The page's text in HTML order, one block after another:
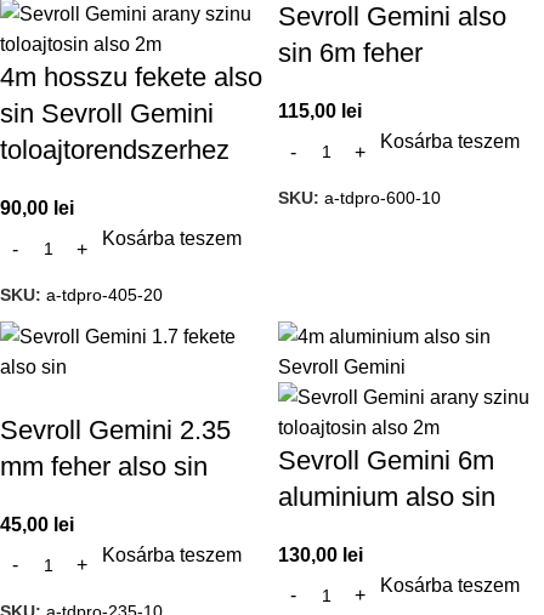
4m hosszu fekete also
sin Sevroll Gemini
toloajtorendszerhez
90,00 lei
Kosárba teszem
SKU: a-tdpro-405-20
Sevroll Gemini also
sin 6m feher
115,00 lei
Kosárba teszem
SKU: a-tdpro-600-10
Sevroll Gemini 2.35
mm feher also sin
45,00 lei
Kosárba teszem
SKU: a-tdpro-235-10
Sevroll Gemini 6m
aluminium also sin
130,00 lei
Kosárba teszem